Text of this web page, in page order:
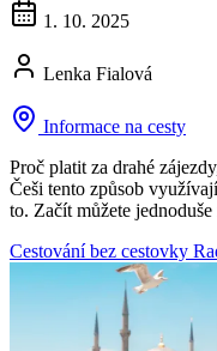
1. 10. 2025
Lenka Fialová
Informace na cesty
Proč platit za drahé
Češi tento způsob
to. Začít můžete
Cestování bez cestovky